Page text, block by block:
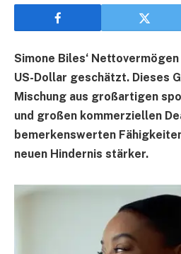
Simone Biles‘
US-Dollar geschätzt. Dieses
Mischung aus großartigen
und großen kommerziellen
bemerkenswerten
neuen Hindernis stärker.